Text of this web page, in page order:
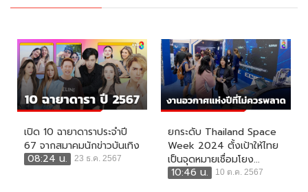
เปิด 10 ฉายาดาราประจำปี
67 จากสมาคมนักข่าวบันเทิง
08:24 น.
23 ธ.ค. 2567
ยกระดับ Thailand Space
Week 2024 ตั้งเป้าให้ไทย
เป็นจุดหมายเชื่อมโยง...
10:46 น.
10 ต.ค. 2567